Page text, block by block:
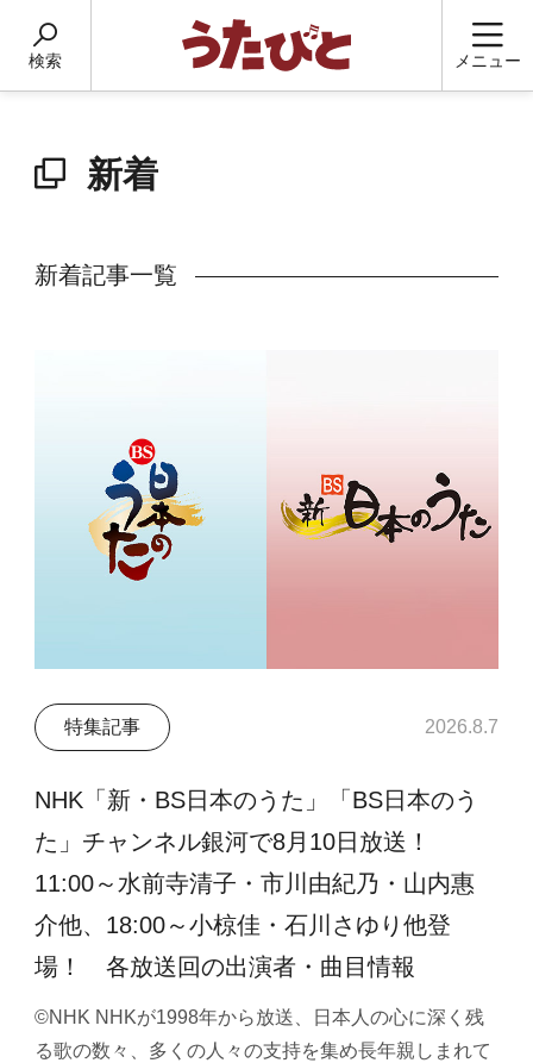
検索 メニュー
新着
新着記事一覧
特集記事 2026.8.7
NHK「新・BS日本のうた」「BS日本のう
た」チャンネル銀河で8月10日放送！
11:00～水前寺清子・市川由紀乃・山内惠
介他、18:00～小椋佳・石川さゆり他登
場！ 各放送回の出演者・曲目情報
©NHK NHKが1998年から放送、日本人の心に深く残
る歌の数々、多くの人々の支持を集め長年親しまれて